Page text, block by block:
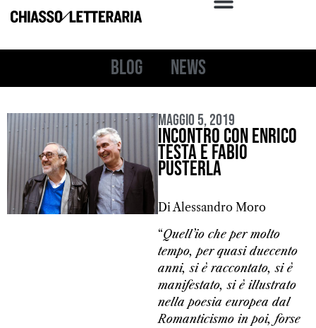
Blog News
Maggio 5, 2019
Incontro con Enrico
Testa e Fabio
Pusterla
Di Alessandro Moro
“Quell’io che per molto
tempo, per quasi duecento
anni, si è raccontato, si è
manifestato, si è illustrato
nella poesia europea dal
Romanticismo in poi, forse